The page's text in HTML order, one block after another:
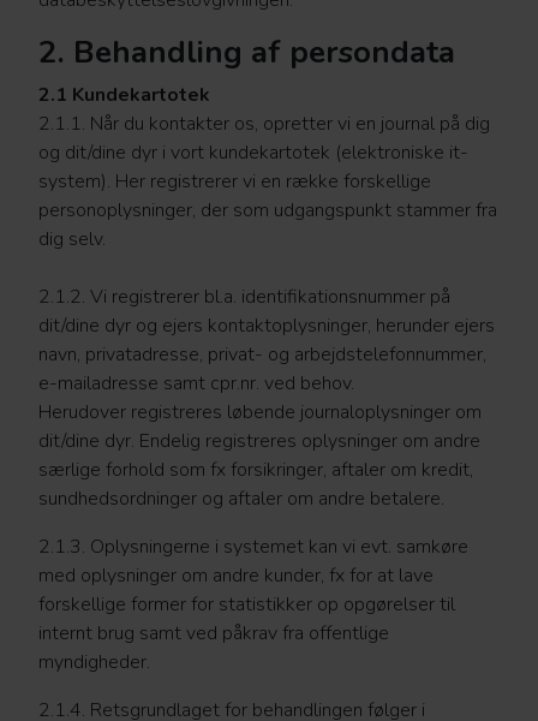
2. Behandling af persondata
2.1 Kundekartotek
2.1.1. Når du kontakter os, opretter vi en journal på dig
og dit/dine dyr i vort kundekartotek (elektroniske it-
system). Her registrerer vi en række forskellige
personoplysninger, der som udgangspunkt stammer fra
dig selv.
2.1.2. Vi registrerer bl.a. identifikationsnummer på
dit/dine dyr og ejers kontaktoplysninger, herunder ejers
navn, privatadresse, privat- og arbejdstelefonnummer,
e-mailadresse samt cpr.nr. ved behov.
Herudover registreres løbende journaloplysninger om
dit/dine dyr. Endelig registreres oplysninger om andre
særlige forhold som fx forsikringer, aftaler om kredit,
sundhedsordninger og aftaler om andre betalere.
2.1.3. Oplysningerne i systemet kan vi evt. samkøre
med oplysninger om andre kunder, fx for at lave
forskellige former for statistikker op opgørelser til
internt brug samt ved påkrav fra offentlige
myndigheder.
2.1.4. Retsgrundlaget for behandlingen følger i